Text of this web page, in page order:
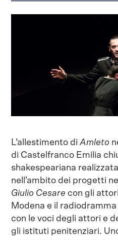
L’allestimento diAmleto
di Castelfranco Emilia
shakespeariana
nell’ambito dei progetti
Giulio Cesare con gli
Modena e il radiodramma
con le voci degli attori e
gli istituti penitenziari.